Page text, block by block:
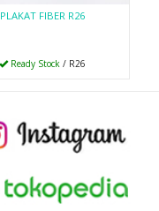
PLAKAT FIBER R26
Ready Stock / R26